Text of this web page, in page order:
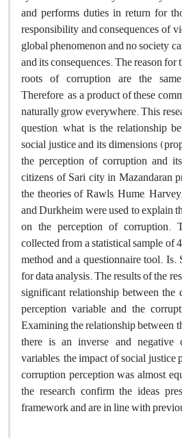
and performs duties in return for
responsibility and consequences of
global phenomenon and no society
and its consequences. The reason
roots of corruption are the
Therefore, as a product of these
naturally grow everywhere. This
question, what is the relationship
social justice and its dimensions
the perception of corruption and
citizens of Sari city in Mazandaran
the theories of Rawls, Hume,
and Durkheim were used to explain
on the perception of corruption.
collected from a statistical sample of
method and a questionnaire tool. Is.
for data analysis. The results of the
significant relationship between
perception variable and the
Examining the relationship between
there is an inverse and negative
variables, the impact of social
corruption perception was almost
the research confirm the ideas
framework and are in line with